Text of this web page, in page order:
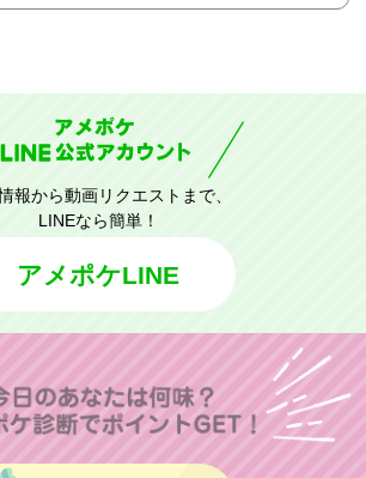
報から動画リクエストまで、
LINEなら簡単！
アメポケLINE